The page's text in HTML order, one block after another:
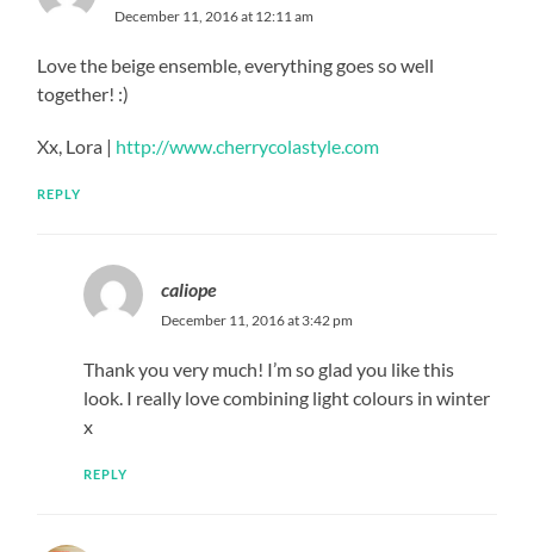
December 11, 2016 at 12:11 am
Love the beige ensemble, everything goes so well
together! :)
Xx, Lora | http://www.cherrycolastyle.com
REPLY
caliope
December 11, 2016 at 3:42 pm
Thank you very much! I’m so glad you like this
look. I really love combining light colours in winter
x
REPLY